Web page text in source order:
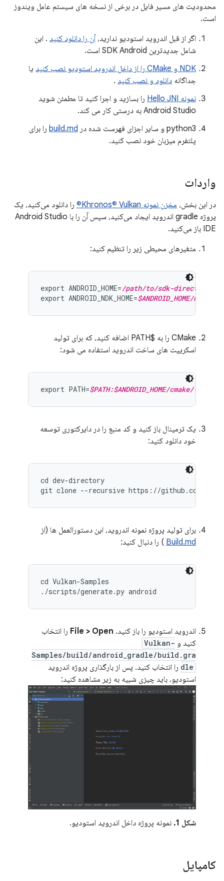
محدودیت های مسیر فایل در برخی از نسخه های سیستم عامل ویندوز
است.
اگر از قبل اندروید استودیو ندارید، آن را دانلود کنید . این
شامل جدیدترین SDK Android است.
NDK و CMake را از داخل اندروید استودیو نصب کنید
یا
جداگانه دانلود و نصب کنید .
نمونه Hello JNI
را بسازید و اجرا کنید تا مطمئن شوید
Android Studio به درستی کار می کند.
python3 و سایر اجزای فهرست شده در
build.md را برای
پلتفرم میزبان خود نصب کنید.
واردات
در این بخش، مخزن نمونه Khronos© Vulkan©
را دانلود می‌کنید، یک
پروژه gradle اندروید ایجاد می‌کنید، سپس آن را با Android Studio
IDE باز می‌کنید.
متغیرهای محیطی زیر را تنظیم کنید:
export ANDROID_HOME=/path/to/sdk-directory
export ANDROID_NDK_HOME=$ANDROID_HOME/
CMake را به $PATH اضافه کنید، که برای تولید
اسکریپت های ساخت اندروید استفاده می شود:
export PATH=$PATH:$ANDROID_HOME/cmake/
یک ترمینال باز کنید و کد منبع را در دایرکتوری توسعه
خود دانلود کنید:
cd dev-directory
برای تولید پروژه نمونه اندروید، این دستورالعمل ها (از
Build.md ) را دنبال کنید:
cd Vulkan-Samples
اندروید استودیو را باز کنید. File > Open را انتخاب
کنید و Vulkan-
Samples/build/android_gradle/build.gra
dle را انتخاب کنید. پس از بارگذاری پروژه اندروید
استودیو، باید چیزی شبیه به زیر مشاهده کنید:
شکل 1. نمونه پروژه داخل اندروید استودیو.
کامپایل